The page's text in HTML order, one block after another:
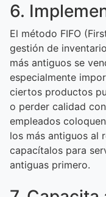
6.
El método FIFO
gestión de
más antiguos se
especialmente
ciertos productos
o perder calidad
empleados
los más antiguos al
capacítalos para
antiguas primero.